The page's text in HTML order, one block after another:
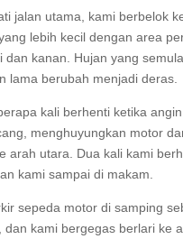
jalan utama, kami berbelok
lebih kecil dengan area
dan kanan. Hujan yang
lama berubah menjadi deras.
kali berhenti ketika
menghuyungkan motor
arah utara. Dua kali kami
kami sampai di makam.
sepeda motor di samping
dan kami bergegas berlari ke